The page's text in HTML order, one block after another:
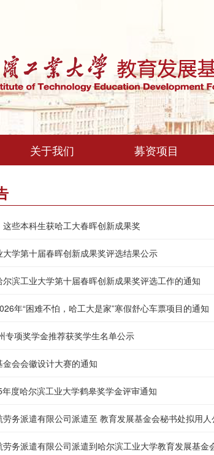
关于我们 募资项目
这些本科生获哈工大春晖创新成果奖
大学第十届春晖创新成果奖评选结果公示
尔滨工业大学第十届春晖创新成果奖评选工作的通知
年“困难不怕，哈工大是家”寒假舒心车票项目的通知
专项奖学金推荐获奖学生名单公示
金会会徽设计大赛的通知
度哈尔滨工业大学鹤皋奖学金评审通知
劳务派遣有限公司派遣至 教育发展基金会秘书处拟用人
劳务派遣有限公司派遣到哈尔滨工业大学教育发展基金